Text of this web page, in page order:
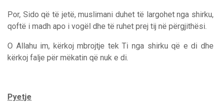
Por, Sido që të jetë, muslimani duhet të largohet nga shirku,
qoftë i madh apo i vogël dhe të ruhet prej tij në përgjithësi.
O Allahu im, kërkoj mbrojtje tek Ti nga shirku që e di dhe
kërkoj falje për mëkatin që nuk e di.
Pyetje